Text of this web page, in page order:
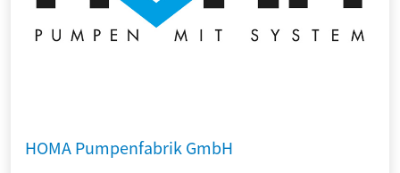
HOMA Pumpenfabrik GmbH